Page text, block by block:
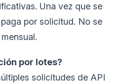
Una vez que se
por solicitud. No se
por lotes?
solicitudes de API